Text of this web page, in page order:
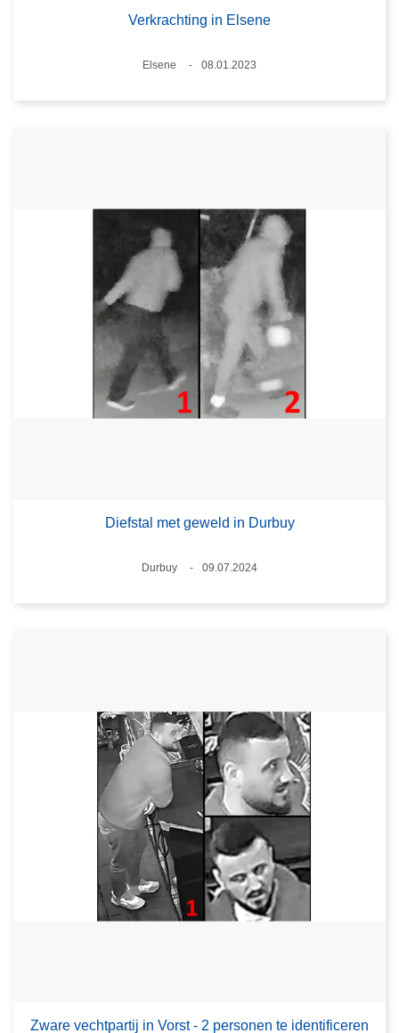
Verkrachting in Elsene
Plaats
Elsene
08.01.2023
Diefstal met geweld in Durbuy
Plaats
Durbuy
09.07.2024
Zware vechtpartij in Vorst - 2 personen te identificeren